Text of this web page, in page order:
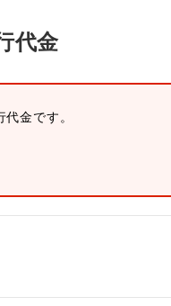
代金
金です。